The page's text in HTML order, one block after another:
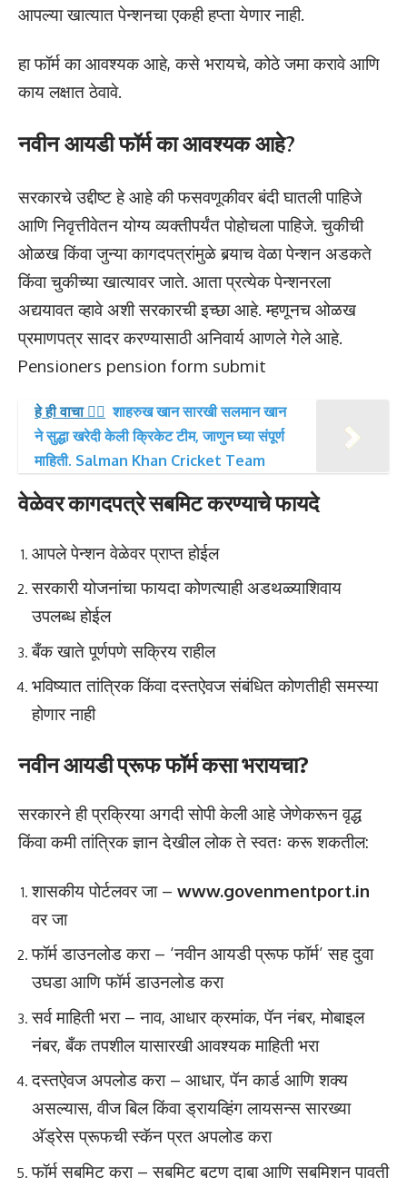
आपल्या खात्यात पेन्शनचा एकही हप्ता येणार नाही.
हा फॉर्म का आवश्यक आहे, कसे भरायचे, कोठे जमा करावे आणि
काय लक्षात ठेवावे.
नवीन आयडी फॉर्म का आवश्यक आहे?
सरकारचे उद्दीष्ट हे आहे की फसवणूकीवर बंदी घातली पाहिजे
आणि निवृत्तीवेतन योग्य व्यक्तीपर्यंत पोहोचला पाहिजे. चुकीची
ओळख किंवा जुन्या कागदपत्रांमुळे बर्‍याच वेळा पेन्शन अडकते
किंवा चुकीच्या खात्यावर जाते. आता प्रत्येक पेन्शनरला
अद्ययावत व्हावे अशी सरकारची इच्छा आहे. म्हणूनच ओळख
प्रमाणपत्र सादर करण्यासाठी अनिवार्य आणले गेले आहे.
Pensioners pension form submit
हे ही वाचा 👉🏻 शाहरुख खान सारखी सलमान खान
ने सुद्धा खरेदी केली क्रिकेट टीम, जाणुन घ्या संपूर्ण
माहिती. Salman Khan Cricket Team
वेळेवर कागदपत्रे सबमिट करण्याचे फायदे
आपले पेन्शन वेळेवर प्राप्त होईल
सरकारी योजनांचा फायदा कोणत्याही अडथळ्याशिवाय
उपलब्ध होईल
बँक खाते पूर्णपणे सक्रिय राहील
भविष्यात तांत्रिक किंवा दस्तऐवज संबंधित कोणतीही समस्या
होणार नाही
नवीन आयडी प्रूफ फॉर्म कसा भरायचा?
सरकारने ही प्रक्रिया अगदी सोपी केली आहे जेणेकरून वृद्ध
किंवा कमी तांत्रिक ज्ञान देखील लोक ते स्वतः करू शकतील:
शासकीय पोर्टलवर जा – www.govenmentport.in
वर जा
फॉर्म डाउनलोड करा – ‘नवीन आयडी प्रूफ फॉर्म’ सह दुवा
उघडा आणि फॉर्म डाउनलोड करा
सर्व माहिती भरा – नाव, आधार क्रमांक, पॅन नंबर, मोबाइल
नंबर, बँक तपशील यासारखी आवश्यक माहिती भरा
दस्तऐवज अपलोड करा – आधार, पॅन कार्ड आणि शक्य
असल्यास, वीज बिल किंवा ड्रायव्हिंग लायसन्स सारख्या
अ‍ॅड्रेस प्रूफची स्कॅन प्रत अपलोड करा
फॉर्म सबमिट करा – सबमिट बटण दाबा आणि सबमिशन पावती